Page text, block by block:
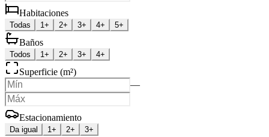
Habitaciones
Todas 1+ 2+ 3+ 4+ 5+
Baños
Todos 1+ 2+ 3+ 4+
Superficie (m²)
—
Estacionamiento
Da igual 1+ 2+ 3+